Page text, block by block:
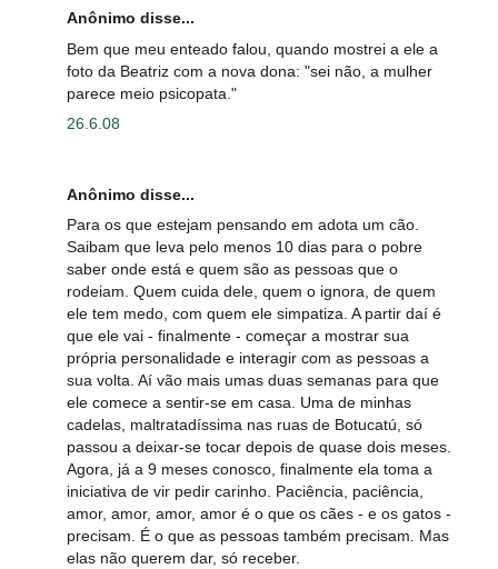
Anônimo disse...
Bem que meu enteado falou, quando mostrei a ele a
foto da Beatriz com a nova dona: "sei não, a mulher
parece meio psicopata."
26.6.08
Anônimo disse...
Para os que estejam pensando em adota um cão.
Saibam que leva pelo menos 10 dias para o pobre
saber onde está e quem são as pessoas que o
rodeiam. Quem cuida dele, quem o ignora, de quem
ele tem medo, com quem ele simpatiza. A partir daí é
que ele vai - finalmente - começar a mostrar sua
própria personalidade e interagir com as pessoas a
sua volta. Aí vão mais umas duas semanas para que
ele comece a sentir-se em casa. Uma de minhas
cadelas, maltratadíssima nas ruas de Botucatú, só
passou a deixar-se tocar depois de quase dois meses.
Agora, já a 9 meses conosco, finalmente ela toma a
iniciativa de vir pedir carinho. Paciência, paciência,
amor, amor, amor, amor é o que os cães - e os gatos -
precisam. É o que as pessoas também precisam. Mas
elas não querem dar, só receber.